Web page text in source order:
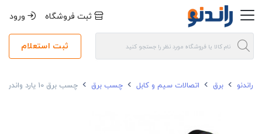
ثبت فروشگاه ورود
ثبت استعلام
راندنو برق اتصالات سیم و کابل چسب برق چسب برق 10 یارد واندر